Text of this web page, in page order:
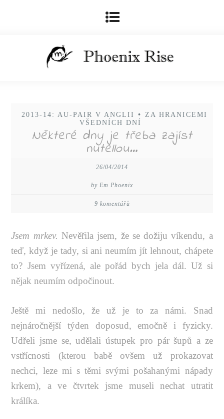
2013-14: AU-PAIR V ANGLII •
ZA HRANICEMI
VŠEDNÍCH DNÍ
Některé dny je třeba zajíst
nutellou…
26/04/2014
by Em Phoenix
9 komentářů
Jsem mrkev. Nevěřila jsem, že se dožiju víkendu, a
teď, když je tady, si ani neumím jít lehnout, chápete
to? Jsem vyřízená, ale pořád bych jela dál. Už si
nějak neumím odpočinout.
Ještě mi nedošlo, že už je to za námi. Snad
nejnáročnější týden doposud, emočně i fyzicky.
Udřeli jsme se, udělali ústupek pro pár šupů a ze
vstřícnosti (kterou babě ovšem už prokazovat
nechci, leze mi s těmi svými pošahanými nápady
krkem), a ve čtvrtek jsme museli nechat utratit
králíka.